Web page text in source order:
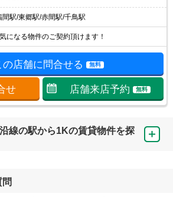
間駅/東郷駅/赤間駅/千鳥駅
になる物件のご契約頂けます！
の店舗に問合せる 無料
せ 店舗来店予約 無料
線の駅から1Kの賃貸物件を探